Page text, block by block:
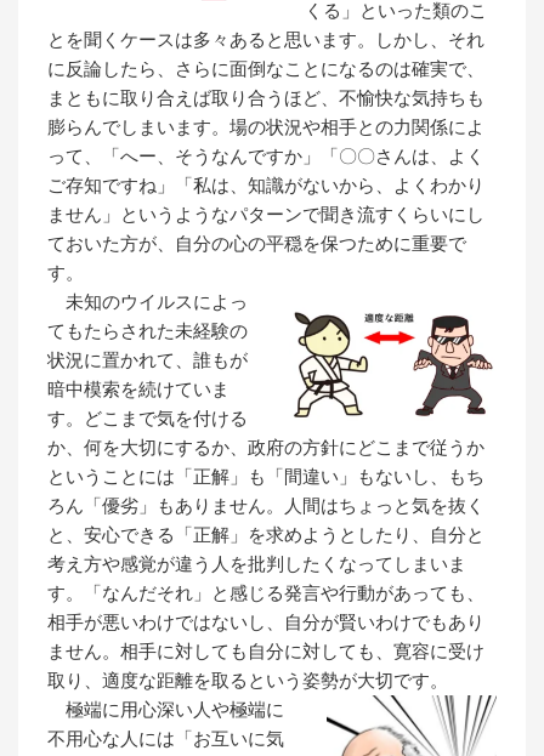
くる」といった類のこ
とを聞くケースは多々あると思います。しかし、それ
に反論したら、さらに面倒なことになるのは確実で、
まともに取り合えば取り合うほど、不愉快な気持ちも
膨らんでしまいます。場の状況や相手との力関係によ
って、「へー、そうなんですか」「〇〇さんは、よく
ご存知ですね」「私は、知識がないから、よくわかり
ません」というようなパターンで聞き流すくらいにし
ておいた方が、自分の心の平穏を保つために重要で
す。
未知のウイルスによっ
てもたらされた未経験の
状況に置かれて、誰もが
暗中模索を続けていま
す。どこまで気を付ける
か、何を大切にするか、政府の方針にどこまで従うか
ということには「正解」も「間違い」もないし、もち
ろん「優劣」もありません。人間はちょっと気を抜く
と、安心できる「正解」を求めようとしたり、自分と
考え方や感覚が違う人を批判したくなってしまいま
す。「なんだそれ」と感じる発言や行動があっても、
相手が悪いわけではないし、自分が賢いわけでもあり
ません。相手に対しても自分に対しても、寛容に受け
取り、適度な距離を取るという姿勢が大切です。
極端に用心深い人や極端に
不用心な人には「お互いに気